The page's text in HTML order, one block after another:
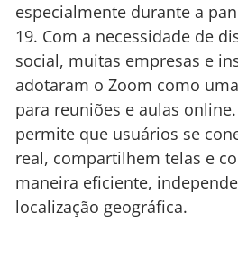
especialmente durante a
19. Com a necessidade de
social, muitas empresas e
adotaram o Zoom como
para reuniões e aulas
permite que usuários se
real, compartilhem telas e
maneira eficiente,
localização geográfica.